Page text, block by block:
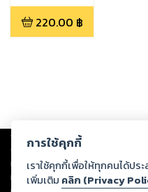
พร้อมสุช
220.00 ฿
Copyright © 2026
ต่อผลงานหรือเนื้อหาใดที่อัปโหลดผ่าน
ทรัพย์สินทางปัญญาของบุคคลอื่นหรื
ทุกท่านโปรดใช้วิจารณญาณในการก
การใช้คุกกี้
เราใช้คุกกี้เพื่อให้ทุกคนได้ป
เพิ่มเติม คลิก (Privacy